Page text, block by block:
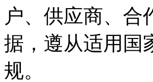
户、供应商
据，遵从适
规。